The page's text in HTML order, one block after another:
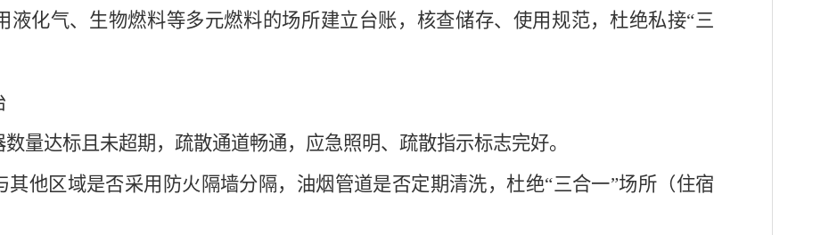
液化气、生物燃料等多元燃料的场所建立台账，核查储存、使用规范，杜绝私接“三
量达标且未超期，疏散通道畅通，应急照明、疏散指示标志完好。
其他区域是否采用防火隔墙分隔，油烟管道是否定期清洗，杜绝“三合一”场所（住宿